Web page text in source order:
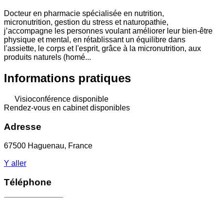
Docteur en pharmacie spécialisée en nutrition,
micronutrition, gestion du stress et naturopathie,
j’accompagne les personnes voulant améliorer leur bien-être
physique et mental, en rétablissant un équilibre dans
l'assiette, le corps et l'esprit, grâce à la micronutrition, aux
produits naturels (homé...
Informations pratiques
Visioconférence disponible
Rendez-vous en cabinet disponibles
Adresse
67500 Haguenau, France
Y aller
Téléphone